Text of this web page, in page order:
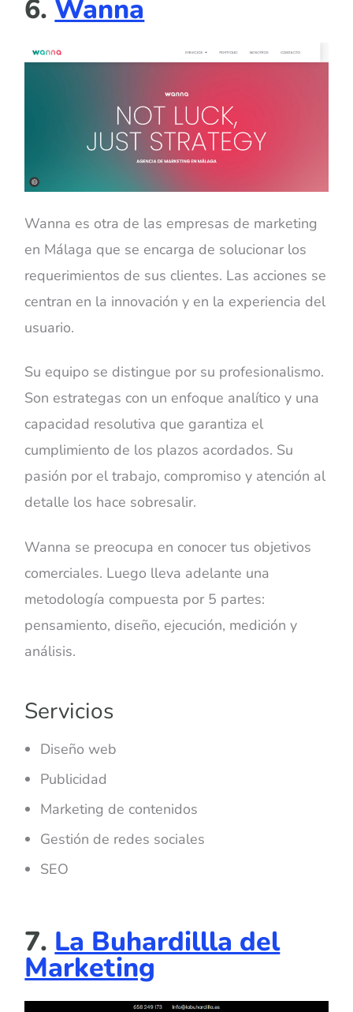
6. Wanna
Wanna es otra de las empresas de marketing
en Málaga que se encarga de solucionar los
requerimientos de sus clientes. Las acciones se
centran en la innovación y en la experiencia del
usuario.
Su equipo se distingue por su profesionalismo.
Son estrategas con un enfoque analítico y una
capacidad resolutiva que garantiza el
cumplimiento de los plazos acordados. Su
pasión por el trabajo, compromiso y atención al
detalle los hace sobresalir.
Wanna se preocupa en conocer tus objetivos
comerciales. Luego lleva adelante una
metodología compuesta por 5 partes:
pensamiento, diseño, ejecución, medición y
análisis.
Servicios
Diseño web
Publicidad
Marketing de contenidos
Gestión de redes sociales
SEO
7. La Buhardillla del
Marketing